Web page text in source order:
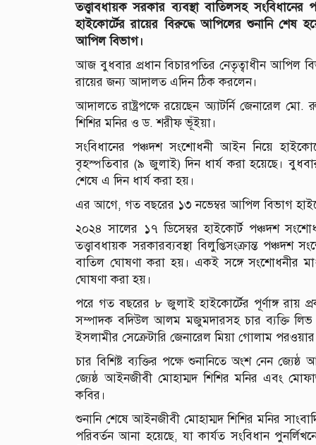
তত্ত্বাবধায়ক সরকার ব্যবস্থা বাতিলসহ
হাইকোর্টের রায়ের বিরুদ্ধে আপিলের শুনানি
আপিল বিভাগ।
আজ বুধবার প্রধান বিচারপতির নেতৃত্বাধীন আপিল
রায়ের জন্য আদালত এদিন ঠিক করলেন।
আদালতে রাষ্ট্রপক্ষে রয়েছেন অ্যাটর্নি জেনারেল
শিশির মনির ও ড. শরীফ ভূঁইয়া।
সংবিধানের পঞ্চদশ সংশোধনী আইন নিয়ে
বৃহস্পতিবার (৯ জুলাই) দিন ধার্য করা হয়েছে।
শেষে এ দিন ধার্য করা হয়।
এর আগে, গত বছরের ১৩ নভেম্বর আপিল বিভাগ
২০২৪ সালের ১৭ ডিসেম্বর হাইকোর্ট পঞ্চদশ
তত্ত্বাবধায়ক সরকারব্যবস্থা বিলুপ্তিসংক্রান্ত
বাতিল ঘোষণা করা হয়। একই সঙ্গে সংশোধনীর
ঘোষণা করা হয়।
পরে গত বছরের ৮ জুলাই হাইকোর্টের পূর্ণাঙ্গ রায়
সম্পাদক বদিউল আলম মজুমদারসহ চার ব্যক্তি
ইসলামীর সেক্রেটারি জেনারেল মিয়া গোলাম
চার বিশিষ্ট ব্যক্তির পক্ষে শুনানিতে অংশ নেন
জ্যেষ্ঠ আইনজীবী মোহাম্মদ শিশির মনির এবং
কবির।
শুনানি শেষে আইনজীবী মোহাম্মদ শিশির মনির
পরিবর্তন আনা হয়েছে, যা কার্যত সংবিধান